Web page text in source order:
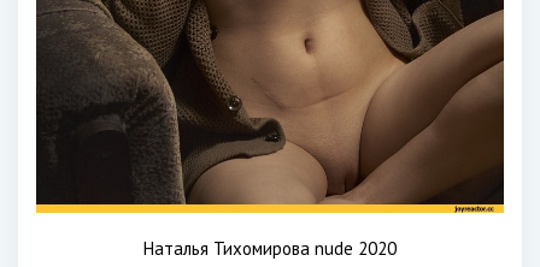
Наталья Тихомирова nude 2020